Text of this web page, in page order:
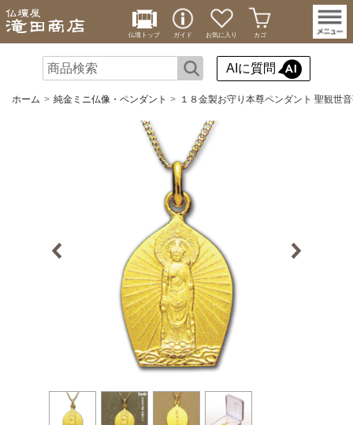
仏壇トップ ガイド お気に入り カゴ
AIに質問
ホーム 純金ミニ仏像・ペンダント １８金製お守り本尊ペンダント 聖観世